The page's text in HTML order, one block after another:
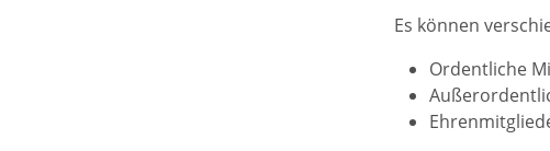
Es können
Ordentliche